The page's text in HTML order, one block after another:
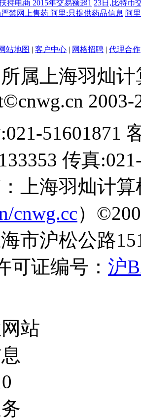
持电商 2015年交易额超1 23日,比特币
禁网上售药 阿里:只提供药品信息 阿
站地图 | 客户中心 | 网格招聘 | 代理合作
属上海羽灿
2003-
51601871
传真
上海羽灿计
cnwg.cc）
市沪松公路
可证编号： 沪
站